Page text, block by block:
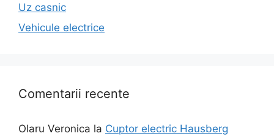
Uz casnic
Vehicule electrice
Comentarii recente
Olaru Veronica la Cuptor electric Hausberg